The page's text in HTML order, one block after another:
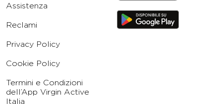
Assistenza
Reclami
Privacy Policy
Cookie Policy
Termini e Condizioni
dell’App Virgin Active
Italia